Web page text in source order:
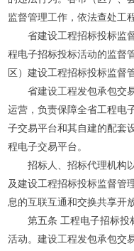
监督管理工作，依法查处工
省建设工程招标投标监督
程电子招标投标活动的监督
区）建设工程招标投标监督
省建设工程发包承包交易
运营，负责保障全省工程电
子交易平台和其自建的配套
程电子交易平台。
招标人、招标代理机构以
及建设工程招标投标监督管
息的互联互通和交换共享开
第五条 工程电子招标投标
活动。建设工程发包承包交